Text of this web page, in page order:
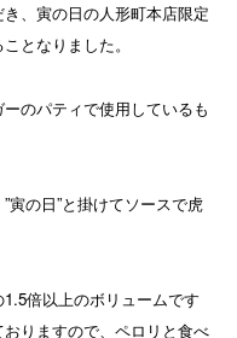
、寅の日の人形町本店限定
となりました。
のパティで使用しているも
寅の日”と掛けてソースで虎
倍以上のボリュームです
りますので、ペロリと食べ